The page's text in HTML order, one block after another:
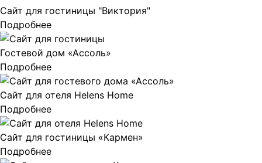
Сайт для гостиницы "Виктория"
Подробнее
Гостевой дом «Ассоль»
Подробнее
Сайт для отеля Helens Home
Подробнее
Сайт для гостиницы «Кармен»
Подробнее